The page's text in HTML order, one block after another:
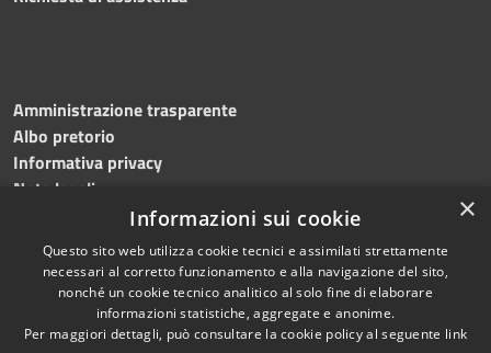
Amministrazione trasparente
Albo pretorio
Informativa privacy
Note legali
Dichiarazione di accessibilità
Accessibilità
Copyright © 2023
•Comune di Massa
×
Informazioni sui cookie
Questo sito web utilizza cookie tecnici e assimilati strettamente
necessari al corretto funzionamento e alla navigazione del sito,
nonché un cookie tecnico analitico al solo fine di elaborare
informazioni statistiche, aggregate e anonime.
Per maggiori dettagli, può consultare la cookie policy al seguente link